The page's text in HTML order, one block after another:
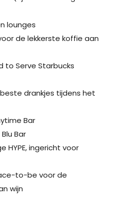
lounges
de lekkerste koffie aan
to Serve Starbucks
drankjes tijdens het
Bar
Bar
HYPE, ingericht voor
to-be voor de
wijn